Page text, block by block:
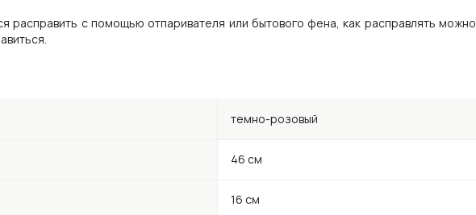
расправить с помощью отпаривателя или бытового фена, как расправлять
темно-розовый
46 см
16 см